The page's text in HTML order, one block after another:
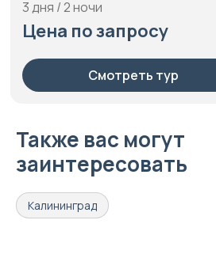
5 дней / 4 ночи
Цена по запросу
Смотреть тур
Также вас могут
заинтересовать
Калининград